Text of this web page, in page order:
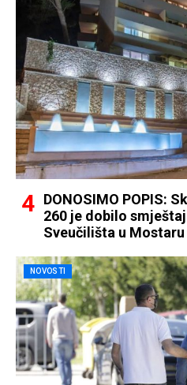
DONOSIMO POPIS:
260 je dobilo
Sveučilišta u Mostaru
NOVOSTI